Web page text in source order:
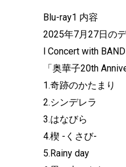
Blu-ray1 内容
2025年7月27日の
l Concert with
「奥華子20th
1.奇跡のかたまり
2.シンデレラ
3.はなびら
4.楔 -くさび-
5.Rainy day